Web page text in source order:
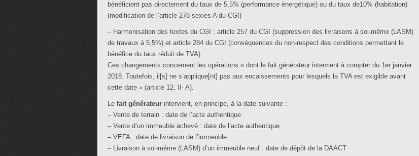
bénéficient pas directement du taux de 5,5% (performance énergétique) ou du taux de10% (habitation)
(modification de l’article 278 sexies A du CGI)
– Harmonisation des textes du CGI : article 257 du CGI (suppression des livraisons à soi-même (LASM)
de travaux à 5,5%) et article 284 du CGI (conséquences du non-respect des conditions permettant le
bénéfice du taux réduit de TVA)
Ces changements concernent les opérations « dont le fait générateur intervient à compter du 1er janvier
2018. Toutefois, il[s] ne s’applique[nt] pas aux encaissements pour lesquels la TVA est exigible avant
cette date » (article 12, II- A).
Le fait générateur intervient, en principe, à la date suivante :
– Vente de terrain : date de l’acte authentique
– Vente d’un immeuble achevé : date de l’acte authentique
– VEFA : date de livraison de l’immeuble
– Livraison à soi-même (LASM) d’un immeuble neuf : date de dépôt de la DAACT